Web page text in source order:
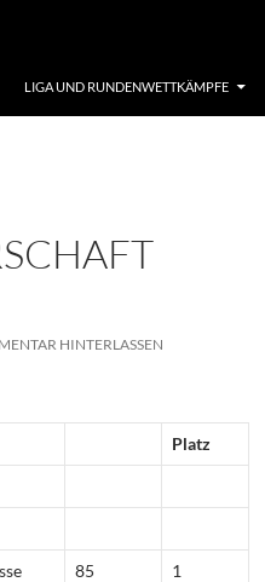
LIGA UND RUNDENWETTKÄMPFE
HINTERLASSEN
Platz
85 1